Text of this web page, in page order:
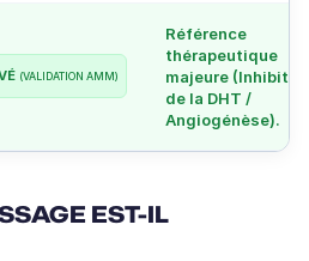
(VALIDATION AMM)
Référence
thérapeutique
majeure
de la DHT /
Angiogénèse).
EST-IL